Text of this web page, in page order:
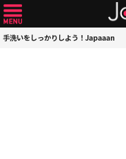
手洗いをしっかりしよう！Japaaan